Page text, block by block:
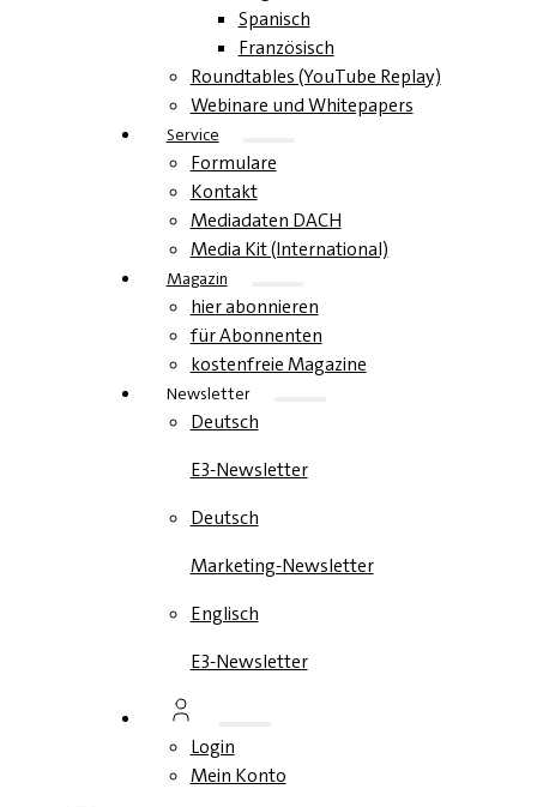
Spanisch
Französisch
Roundtables (YouTube Replay)
Webinare und Whitepapers
Service
Formulare
Kontakt
Mediadaten DACH
Media Kit (International)
Magazin
hier abonnieren
für Abonnenten
kostenfreie Magazine
Newsletter
Deutsch
E3-Newsletter
Deutsch
Marketing-Newsletter
Englisch
E3-Newsletter
Login
Mein Konto